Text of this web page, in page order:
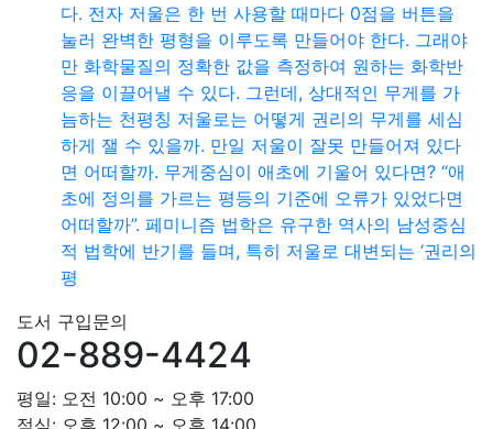
다. 전자 저울은 한 번 사용할 때마다 0점을 버튼을
눌러 완벽한 평형을 이루도록 만들어야 한다. 그래야
만 화학물질의 정확한 값을 측정하여 원하는 화학반
응을 이끌어낼 수 있다. 그런데, 상대적인 무게를 가
늠하는 천평칭 저울로는 어떻게 권리의 무게를 세심
하게 잴 수 있을까. 만일 저울이 잘못 만들어져 있다
면 어떠할까. 무게중심이 애초에 기울어 있다면? “애
초에 정의를 가르는 평등의 기준에 오류가 있었다면
어떠할까”. 페미니즘 법학은 유구한 역사의 남성중심
적 법학에 반기를 들며, 특히 저울로 대변되는 ‘권리의
평
도서 구입문의
02-889-4424
평일: 오전 10:00 ~ 오후 17:00
점심: 오후 12:00 ~ 오후 14:00